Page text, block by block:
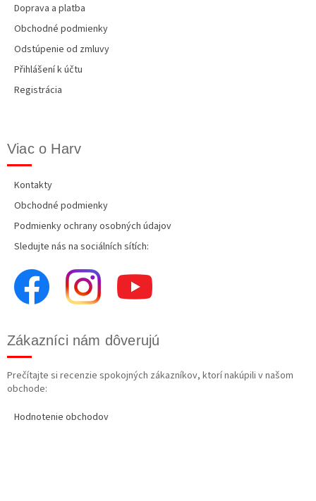
Doprava a platba
Obchodné podmienky
Odstúpenie od zmluvy
Přihlášení k účtu
Registrácia
Viac o Harv
Kontakty
Obchodné podmienky
Podmienky ochrany osobných údajov
Sledujte nás na sociálních sítích:
Zákazníci nám dôverujú
Prečítajte si recenzie spokojných zákazníkov, ktorí nakúpili v našom
obchode:
Hodnotenie obchodov